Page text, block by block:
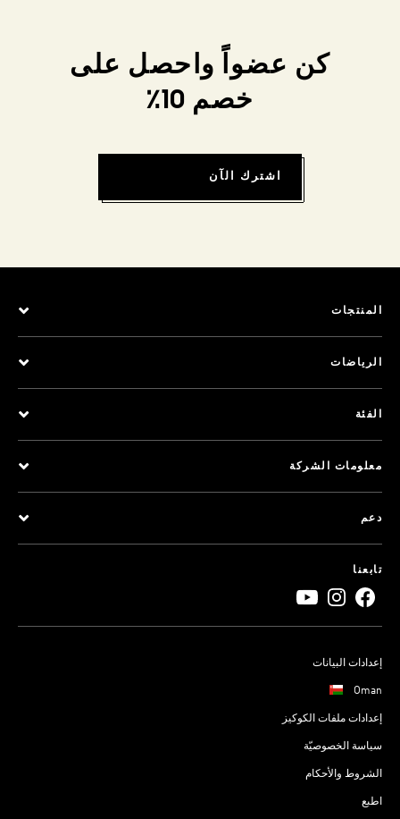
كن عضواً واحصل على
خصم 10٪
اشترك الآن
المنتجات
الرياضات
الفئة
معلومات الشركة
دعم
تابعنا
إعدادات البيانات
Oman
إعدادات ملفات الكوكيز
سياسة الخصوصيّة
الشروط والأحكام
اطبع